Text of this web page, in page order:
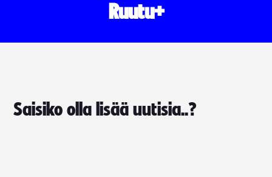
Ruutu+
Saisiko olla lisää uutisia..?